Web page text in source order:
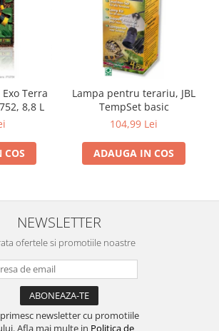
Terra
8,8 L
Lampa pentru terariu, JBL
TempSet basic
104,99 Lei
ADAUGA IN COS
NEWSLETTER
ofertele si promotiile noastre
newsletter cu promotiile
Afla mai multe in Politica de